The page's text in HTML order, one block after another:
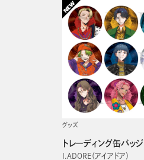
グッズ
トレーディング缶バッジ
I.ADORE（アイアドア）